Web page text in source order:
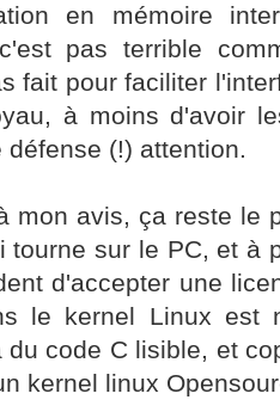
en mémoire
pas terrible
fait pour faciliter
à moins d'avoir
défense (!) attention.
mon avis, ça reste le
tourne sur le PC, et à
d'accepter une
le kernel Linux est
du code C lisible, et
kernel linux